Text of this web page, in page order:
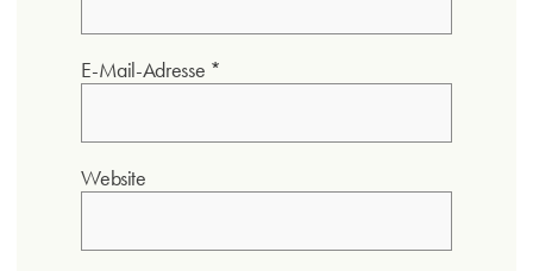
E-Mail-Adresse *
Website